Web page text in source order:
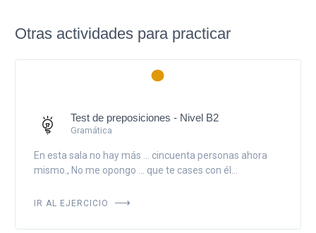
Otras actividades para practicar
Test de preposiciones - Nivel B2
Gramática
En esta sala no hay más ... cincuenta personas ahora
mismo., No me opongo ... que te cases con él...
IR AL EJERCICIO